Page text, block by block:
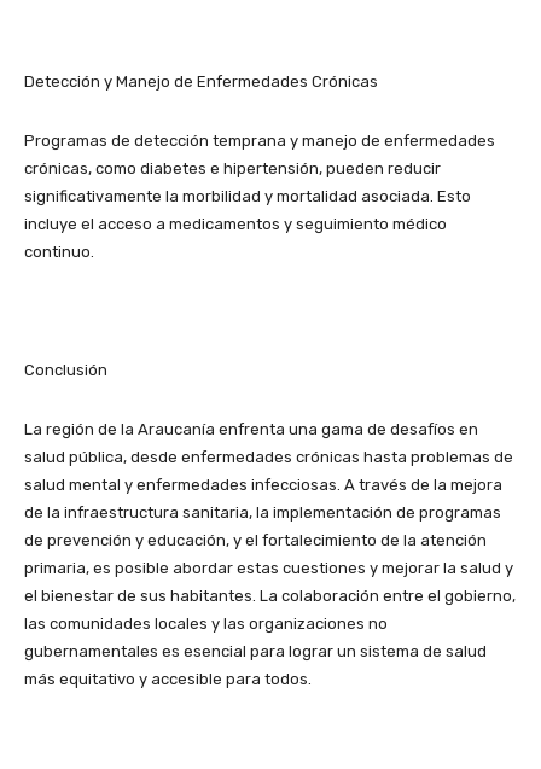
Detección y Manejo de Enfermedades Crónicas
Programas de detección temprana y manejo de enfermedades
crónicas, como diabetes e hipertensión, pueden reducir
significativamente la morbilidad y mortalidad asociada. Esto
incluye el acceso a medicamentos y seguimiento médico
continuo.
Conclusión
La región de la Araucanía enfrenta una gama de desafíos en
salud pública, desde enfermedades crónicas hasta problemas de
salud mental y enfermedades infecciosas. A través de la mejora
de la infraestructura sanitaria, la implementación de programas
de prevención y educación, y el fortalecimiento de la atención
primaria, es posible abordar estas cuestiones y mejorar la salud y
el bienestar de sus habitantes. La colaboración entre el gobierno,
las comunidades locales y las organizaciones no
gubernamentales es esencial para lograr un sistema de salud
más equitativo y accesible para todos.